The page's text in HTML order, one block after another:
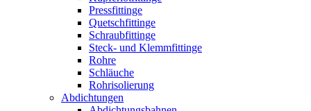
Pressfittinge
Quetschfittinge
Schraubfittinge
Steck- und Klemmfittinge
Rohre
Schläuche
Rohrisolierung
Abdichtungen